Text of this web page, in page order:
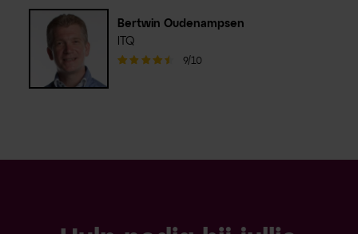
Bertwin Oudenampsen
ITQ
9/10